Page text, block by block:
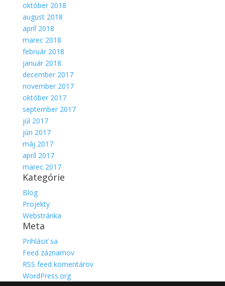
október 2018
august 2018
apríl 2018
marec 2018
február 2018
január 2018
december 2017
november 2017
október 2017
september 2017
júl 2017
jún 2017
máj 2017
apríl 2017
marec 2017
Kategórie
Blog
Projekty
Webstránka
Meta
Prihlásiť sa
Feed záznamov
RSS feed komentárov
WordPress.org